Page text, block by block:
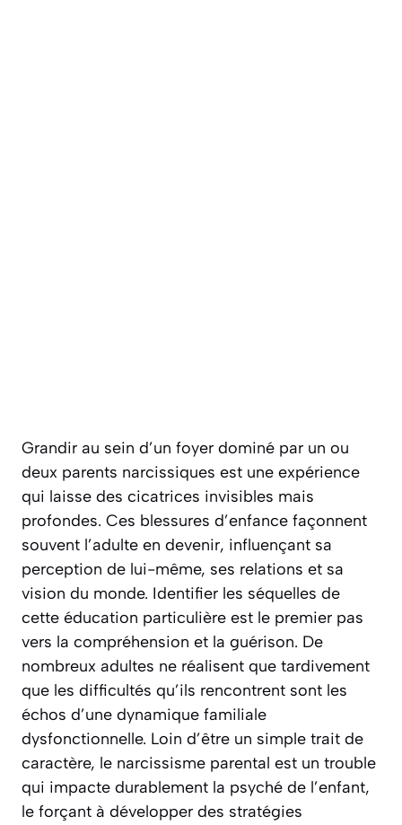
Grandir au sein d’un foyer dominé par un ou
deux parents narcissiques est une expérience
qui laisse des cicatrices invisibles mais
profondes. Ces blessures d’enfance façonnent
souvent l’adulte en devenir, influençant sa
perception de lui-même, ses relations et sa
vision du monde. Identifier les séquelles de
cette éducation particulière est le premier pas
vers la compréhension et la guérison. De
nombreux adultes ne réalisent que tardivement
que les difficultés qu’ils rencontrent sont les
échos d’une dynamique familiale
dysfonctionnelle. Loin d’être un simple trait de
caractère, le narcissisme parental est un trouble
qui impacte durablement la psyché de l’enfant,
le forçant à développer des stratégies